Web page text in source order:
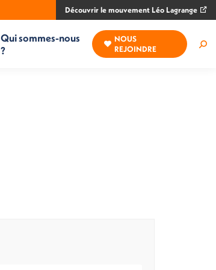
Découvrir le mouvement Léo Lagrange
Qui sommes-nous
?
NOUS
REJOINDRE